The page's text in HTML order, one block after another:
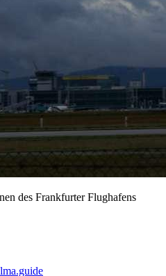
des Frankfurter Flughafens